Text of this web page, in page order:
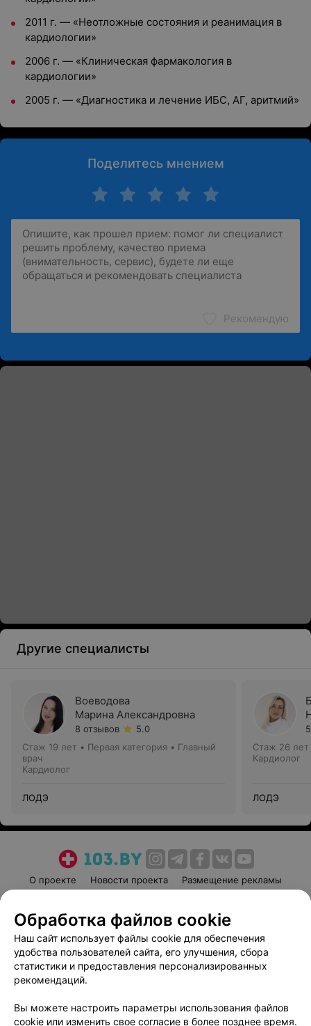
2011 г. — «Неотложные состояния и реанимация в
кардиологии»
2006 г. — «Клиническая фармакология в
кардиологии»
2005 г. — «Диагностика и лечение ИБС, АГ, аритмий»
Поделитесь мнением
Рекомендую
Другие специалисты
Воеводова
Марина Александровна
8 отзывов
5.0
Стаж 19 лет • Первая категория • Главный
врач
Кардиолог
ЛОДЭ
Стаж 26 лет
Кардиолог
ЛОДЭ
О проекте Новости проекта
Размещение рекламы
Пользовательское соглашение
Способы оплаты
Вакансии
Партнеры
Написать руководителю 103.by
Обработка персональных данных
Обработка файлов cookie
Наш сайт использует файлы cookie для обеспечения
удобства пользователей сайта, его улучшения, сбора
статистики и предоставления персонализированных
рекомендаций.
Вы можете настроить параметры использования файлов
cookie или изменить свое согласие в более позднее время.